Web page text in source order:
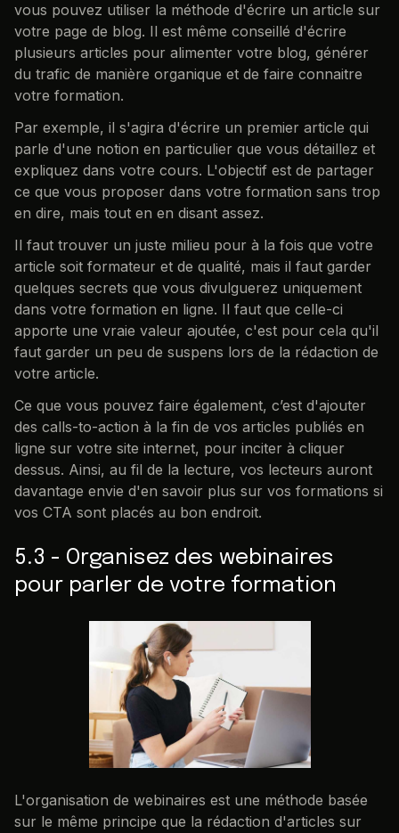
vous pouvez utiliser la méthode d'écrire un article sur
votre page de blog. Il est même conseillé d'écrire
plusieurs articles pour alimenter votre blog, générer
du trafic de manière organique et de faire connaitre
votre formation.
Par exemple, il s'agira d'écrire un premier article qui
parle d'une notion en particulier que vous détaillez et
expliquez dans votre cours. L'objectif est de partager
ce que vous proposer dans votre formation sans trop
en dire, mais tout en en disant assez.
Il faut trouver un juste milieu pour à la fois que votre
article soit formateur et de qualité, mais il faut garder
quelques secrets que vous divulguerez uniquement
dans votre formation en ligne. Il faut que celle-ci
apporte une vraie valeur ajoutée, c'est pour cela qu'il
faut garder un peu de suspens lors de la rédaction de
votre article.
Ce que vous pouvez faire également, c’est d'ajouter
des calls-to-action à la fin de vos articles publiés en
ligne sur votre site internet, pour inciter à cliquer
dessus. Ainsi, au fil de la lecture, vos lecteurs auront
davantage envie d'en savoir plus sur vos formations si
vos CTA sont placés au bon endroit.
5.3 - Organisez des webinaires
pour parler de votre formation
L'organisation de webinaires est une méthode basée
sur le même principe que la rédaction d'articles sur